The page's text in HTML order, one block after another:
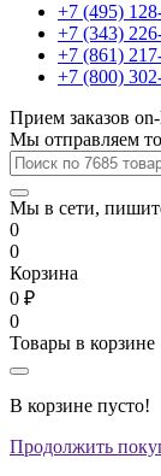
+7 (495)
+7 (343)
+7 (861)
+7 (800)
Прием заказов
Мы отправляем
Мы в сети,
0
0
Корзина
0 ₽
0
Товары в корзине
В корзине пусто!
Продолжить